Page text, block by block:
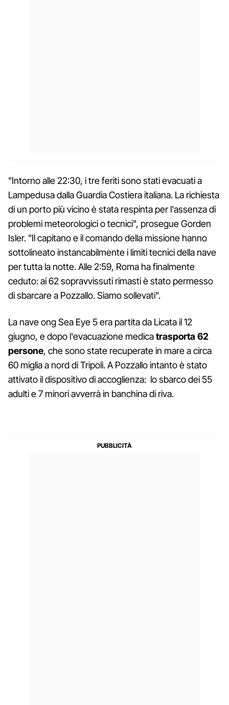
"Intorno alle 22:30, i tre feriti sono stati evacuati a
Lampedusa dalla Guardia Costiera italiana. La richiesta
di un porto più vicino è stata respinta per l'assenza di
problemi meteorologici o tecnici", prosegue Gorden
Isler. "Il capitano e il comando della missione hanno
sottolineato instancabilmente i limiti tecnici della nave
per tutta la notte. Alle 2:59, Roma ha finalmente
ceduto: ai 62 sopravvissuti rimasti è stato permesso
di sbarcare a Pozzallo. Siamo sollevati".
La nave ong Sea Eye 5 era partita da Licata il 12
giugno, e dopo l'evacuazione medicatrasporta 62
persone, che sono state recuperate in mare a circa
60 miglia a nord di Tripoli. A Pozzallo intanto è stato
attivato il dispositivo di accoglienza: lo sbarco dei 55
adulti e 7 minori avverrà in banchina di riva.